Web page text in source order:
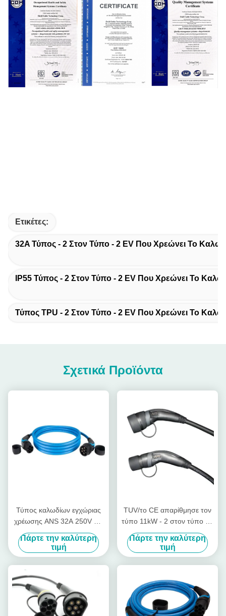
Ετικέτες:
32A Τύπος - 2 Στον Τύπο - 2 EV Που Χρεώνει Το
IP55 Τύπος - 2 Στον Τύπο - 2 EV Που Χρεώνει Το
Τύπος TPU - 2 Στον Τύπο - 2 EV Που Χρεώνει Το
Σχετικά Προϊόντα
Τύπος καλωδίων εγχώριας
χρέωσης ANS 32A 250V EV
- 2 στον τύπο - καλώδιο
χρέωσης 2
Πάρτε την καλύτερη
τιμή
TUV/το CE απαρίθμησε τον
τύπο 11kW - 2 στον τύπο - 2
EV χρεώνοντας το καλώδιο
για τη Ζωή
Πάρτε την καλύτερη
τιμή